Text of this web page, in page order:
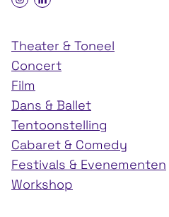
Theater & Toneel
Concert
Film
Dans & Ballet
Tentoonstelling
Cabaret & Comedy
Festivals & Evenementen
Workshop